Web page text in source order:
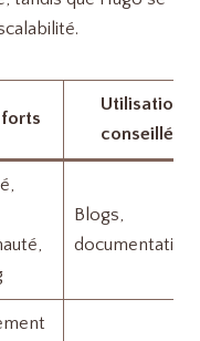
Utilisation
conseillée
Blogs,
documentation